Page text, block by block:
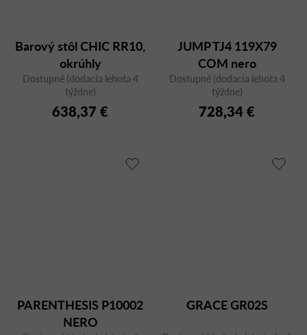
Barový stôl CHIC RR10,
okrúhly
Dostupné (dodacia lehota 4
týždne)
638,37 €
JUMP TJ4 119X79
COM nero
Dostupné (dodacia lehota 4
týždne)
728,34 €
PARENTHESIS P10002
NERO
GRACE GR02S